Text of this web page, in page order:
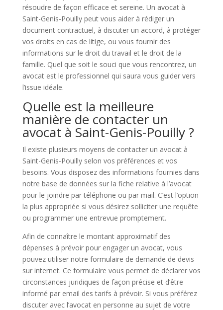
résoudre de façon efficace et sereine. Un avocat à
Saint-Genis-Pouilly peut vous aider à rédiger un
document contractuel, à discuter un accord, à protéger
vos droits en cas de litige, ou vous fournir des
informations sur le droit du travail et le droit de la
famille. Quel que soit le souci que vous rencontrez, un
avocat est le professionnel qui saura vous guider vers
l’issue idéale.
Quelle est la meilleure
manière de contacter un
avocat à Saint-Genis-Pouilly ?
Il existe plusieurs moyens de contacter un avocat à
Saint-Genis-Pouilly selon vos préférences et vos
besoins. Vous disposez des informations fournies dans
notre base de données sur la fiche relative à l’avocat
pour le joindre par téléphone ou par mail. C’est l’option
la plus appropriée si vous désirez solliciter une requête
ou programmer une entrevue promptement.
Afin de connaître le montant approximatif des
dépenses à prévoir pour engager un avocat, vous
pouvez utiliser notre formulaire de demande de devis
sur internet. Ce formulaire vous permet de déclarer vos
circonstances juridiques de façon précise et d’être
informé par email des tarifs à prévoir. Si vous préférez
discuter avec l’avocat en personne au sujet de votre